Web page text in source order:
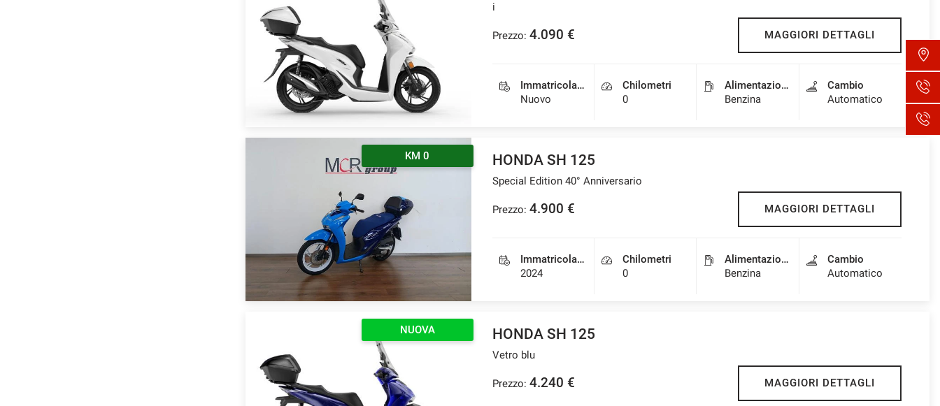
i
Prezzo: 4.090 € MAGGIORI DETTAGLI
Immatricolazione
Nuovo
Chilometri
0
Alimentazione
Benzina
Cambio
Automatico
KM 0 HONDA SH 125
Special Edition 40° Anniversario
Prezzo: 4.900 € MAGGIORI DETTAGLI
Immatricolazione
2024
Chilometri
0
Alimentazione
Benzina
Cambio
Automatico
NUOVA HONDA SH 125
Vetro blu
Prezzo: 4.240 € MAGGIORI DETTAGLI